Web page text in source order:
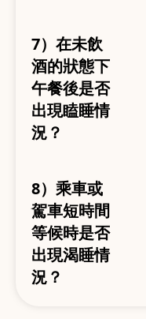
7）在未飲
酒的狀態下
午餐後是否
出現瞌睡情
況？
8）乘車或
駕車短時間
等候時是否
出現渴睡情
況？